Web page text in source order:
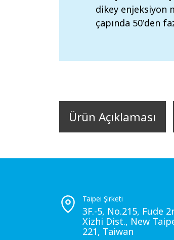
dikey enjeksiyon
çapında 50'den
Ürün Açıklaması
Taipei Şirketi
3F.-5, No.215, Fude
Xizhi Dist., New
221, Taiwan